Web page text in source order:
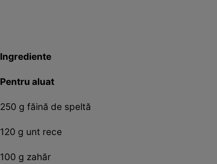
Ingrediente
Pentru aluat
250 g făină de speltă
120 g unt rece
100 g zahăr